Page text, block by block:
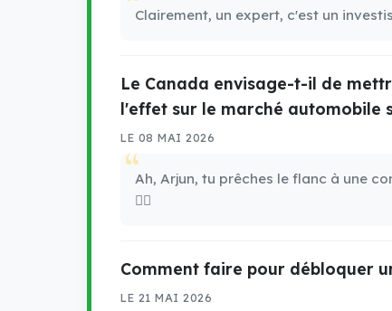
Clairement, un expert, c'est un
Le Canada envisage-t-il de
l'effet sur le marché automobile
LE 08 MAI 2026
Ah, Arjun, tu prêches le flanc à une
🤷‍♂️
Comment faire pour débloquer
LE 21 MAI 2026